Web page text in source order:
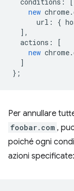
new chrome.
url : {
],
actions :
[
new chrome.
]
};
Per annullare
foobar.com ,
poiché ogni
azioni specificate: